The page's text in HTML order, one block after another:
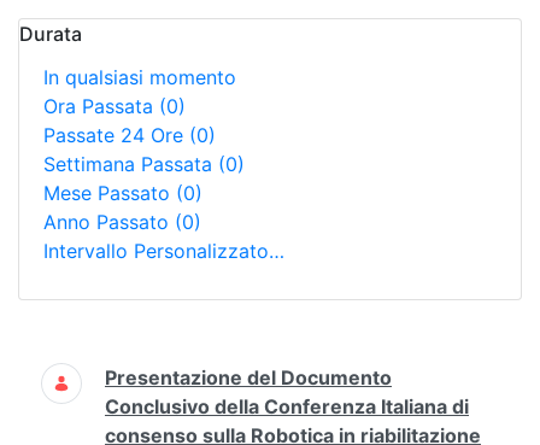
Durata
In qualsiasi momento
Ora Passata (0)
Passate 24 Ore (0)
Settimana Passata (0)
Mese Passato (0)
Anno Passato (0)
Intervallo Personalizzato…
Ricerca
Presentazione del Documento
Conclusivo della Conferenza Italiana di
consenso sulla Robotica in riabilitazione